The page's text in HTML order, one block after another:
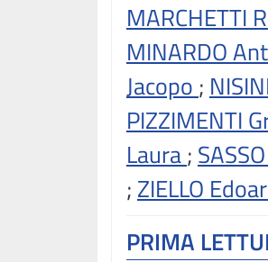
MARCHETTI
MINARDO
Jacopo ;
PIZZIMENTI
Laura;
; ZIELLO
PRIMA